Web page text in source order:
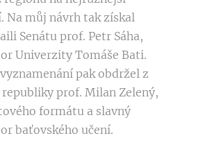
Na můj návrh tak získal
Senátu prof. Petr Sáha,
Univerzity Tomáše Bati.
pak obdržel z
prof. Milan Zelený,
formátu a slavný
baťovského učení.